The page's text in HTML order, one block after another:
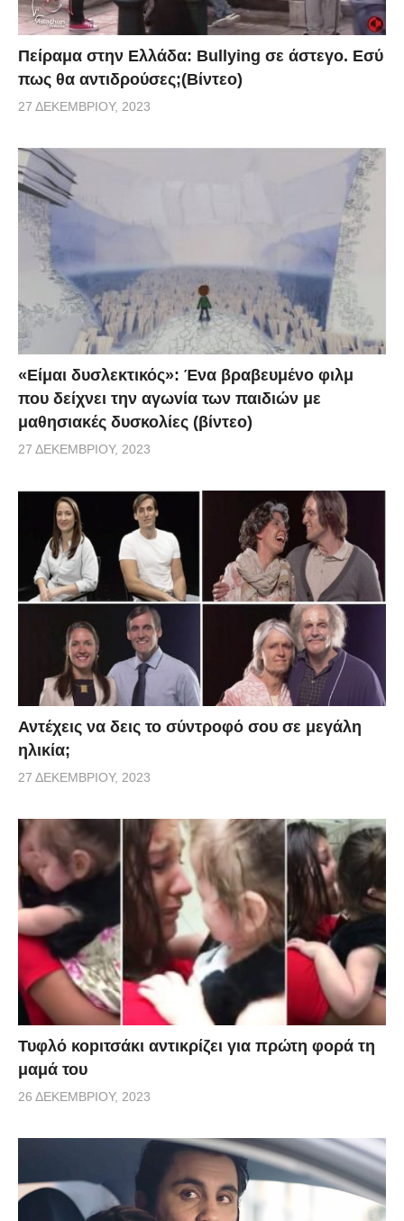
Πείραμα στην Ελλάδα: Bullying σε άστεγο. Εσύ
πως θα αντιδρούσες;(Βίντεο)
27 ΔΕΚΕΜΒΡΊΟΥ, 2023
«Είμαι δυσλεκτικός»: Ένα βραβευμένο φιλμ
που δείχνει την αγωνία των παιδιών με
μαθησιακές δυσκολίες (βίντεο)
27 ΔΕΚΕΜΒΡΊΟΥ, 2023
Αντέχεις να δεις το σύντροφό σου σε μεγάλη
ηλικία;
27 ΔΕΚΕΜΒΡΊΟΥ, 2023
Τυφλό κοpιτσάκι αντικρίζει για πρώτη φορά τη
μαμά του
26 ΔΕΚΕΜΒΡΊΟΥ, 2023